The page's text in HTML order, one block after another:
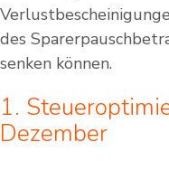
des
senken können.
1.
Dezember